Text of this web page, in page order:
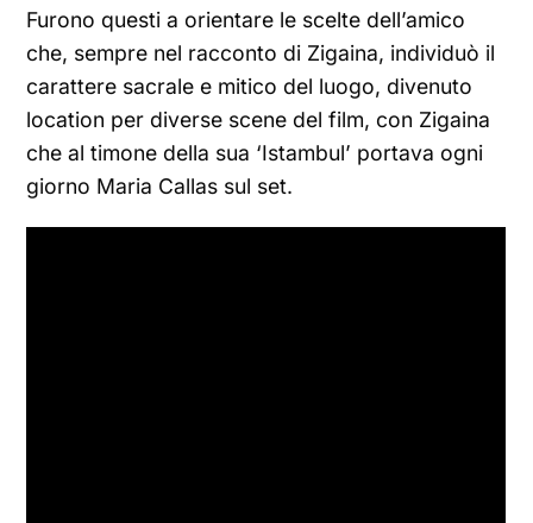
Furono questi a orientare le scelte dell’amico
che, sempre nel racconto di Zigaina, individuò il
carattere sacrale e mitico del luogo, divenuto
location per diverse scene del film, con Zigaina
che al timone della sua ‘Istambul’ portava ogni
giorno Maria Callas sul set.